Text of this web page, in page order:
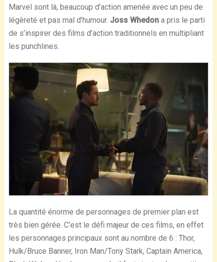
Marvel sont là, beaucoup d’action amenée avec un peu de
légèreté et pas mal d’humour. Joss Whedona pris le parti
de s’inspirer des films d’action traditionnels en multipliant
les punchlines.
La quantité énorme de personnages de premier plan est
très bien gérée. C’est le défi majeur de ces films, en effet
les personnages principaux sont au nombre de 6 : Thor,
Hulk/Bruce Banner, Iron Man/Tony Stark, Captain America,